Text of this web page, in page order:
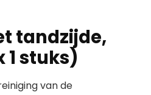
tandzijde,
1 stuks)
van de